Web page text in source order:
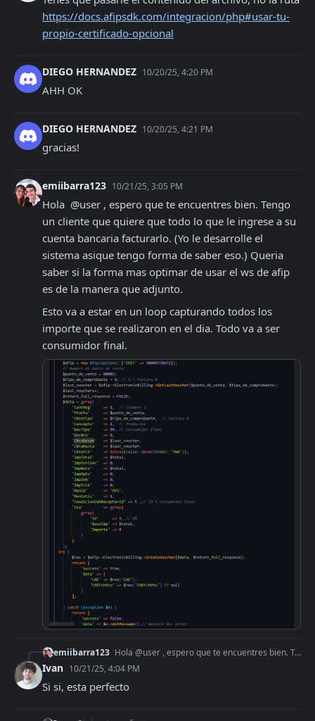
https://docs.afipsdk.com/integracion/php#usar-tu-
propio-certificado-opcional
DIEGO HERNANDEZ 10/20/25, 4:20 PM
AHH OK
DIEGO HERNANDEZ 10/20/25, 4:21 PM
gracias!
emiibarra123 10/21/25, 3:05 PM
Hola  @user , espero que te encuentres bien. Tengo
un cliente que quiere que todo lo que le ingrese a su
cuenta bancaria facturarlo. (Yo le desarrolle el
sistema asique tengo forma de saber eso.) Queria
saber si la forma mas optimar de usar el ws de afip
es de la manera que adjunto.
Esto va a estar en un loop capturando todos los
importe que se realizaron en el dia. Todo va a ser
consumidor final.
emiibarra123 Hola @user , espero que te encuentres bien. Tengo un cliente que quiere que todo lo que le ingrese a su cuenta bancaria facturarlo. (Yo le desarrolle el sistem
Ivan 10/21/25, 4:04 PM
Si si, esta perfecto